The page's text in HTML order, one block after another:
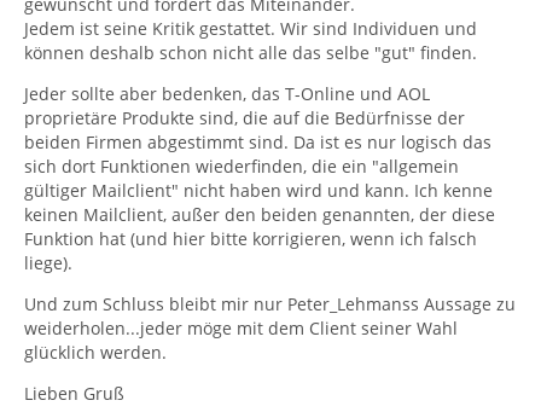
Jedem ist seine Kritik gestattet. Wir sind Individuen und
können deshalb schon nicht alle das selbe "gut" finden.
Jeder sollte aber bedenken, das T-Online und AOL
proprietäre Produkte sind, die auf die Bedürfnisse der
beiden Firmen abgestimmt sind. Da ist es nur logisch das
sich dort Funktionen wiederfinden, die ein "allgemein
gültiger Mailclient" nicht haben wird und kann. Ich kenne
keinen Mailclient, außer den beiden genannten, der diese
Funktion hat (und hier bitte korrigieren, wenn ich falsch
liege).
Und zum Schluss bleibt mir nur Peter_Lehmanss Aussage zu
weiderholen...jeder möge mit dem Client seiner Wahl
glücklich werden.
Lieben Gruß